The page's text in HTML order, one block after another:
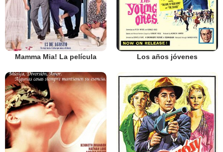
Mamma Mia! La película Los años jóvenes